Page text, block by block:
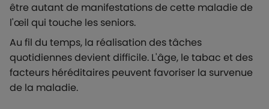
être autant de manifestations de cette maladie de
l'œil qui touche les seniors.
Au fil du temps, la réalisation des tâches
quotidiennes devient difficile. L'âge, le tabac et des
facteurs héréditaires peuvent favoriser la survenue
de la maladie.